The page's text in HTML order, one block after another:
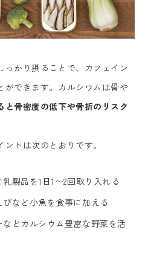
っかり摂ることで、カフェイン
ができます。カルシウムは骨や
と骨密度の低下や骨折のリスク
トは次のとおりです。
製品を1日1〜2回取り入れる
など小魚を食事に加える
どカルシウム豊富な野菜を活